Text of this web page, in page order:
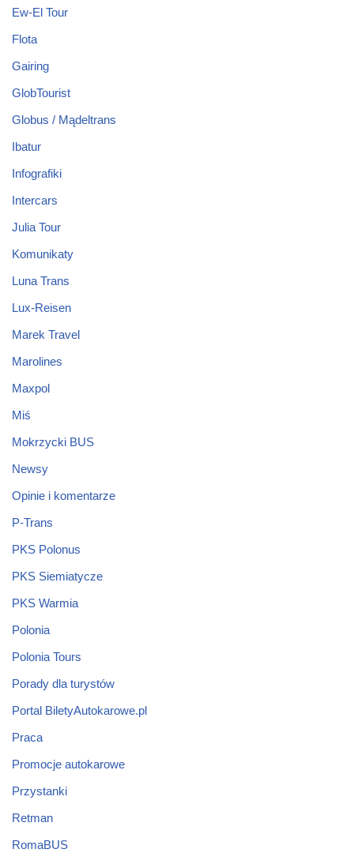
Ew-El Tour
Flota
Gairing
GlobTourist
Globus / Mądeltrans
Ibatur
Infografiki
Intercars
Julia Tour
Komunikaty
Luna Trans
Lux-Reisen
Marek Travel
Marolines
Maxpol
Miś
Mokrzycki BUS
Newsy
Opinie i komentarze
P-Trans
PKS Polonus
PKS Siemiatycze
PKS Warmia
Polonia
Polonia Tours
Porady dla turystów
Portal BiletyAutokarowe.pl
Praca
Promocje autokarowe
Przystanki
Retman
RomaBUS